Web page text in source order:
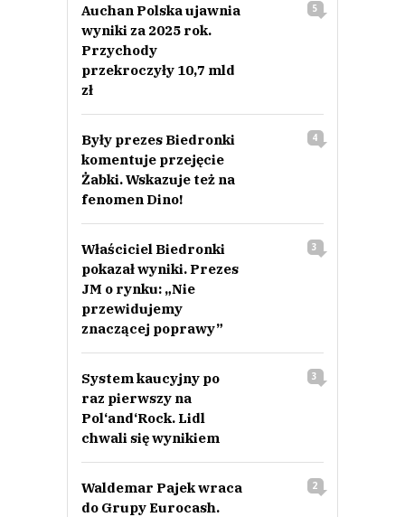
Auchan Polska ujawnia
wyniki za 2025 rok.
Przychody
przekroczyły 10,7 mld
zł
5
Były prezes Biedronki
komentuje przejęcie
Żabki. Wskazuje też na
fenomen Dino!
4
Właściciel Biedronki
pokazał wyniki. Prezes
JM o rynku: „Nie
przewidujemy
znaczącej poprawy”
3
System kaucyjny po
raz pierwszy na
Pol‘and‘Rock. Lidl
chwali się wynikiem
3
Waldemar Pajek wraca
do Grupy Eurocash.
2